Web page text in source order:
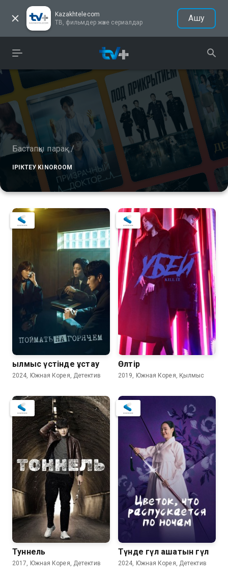
Kazakhtelecom
ТВ, фильмдер және сериалдар
Ашу
Бастапқы парақ /
ІРІКТЕУ KINOROOM
Қылмыс үстінде ұстау
2024, Южная Корея, Детектив
Өлтір
2019, Южная Корея, Қылмыс
Туннель
2017, Южная Корея, Детектив
Түнде гүл ашатын гүл
2024, Южная Корея, Детектив